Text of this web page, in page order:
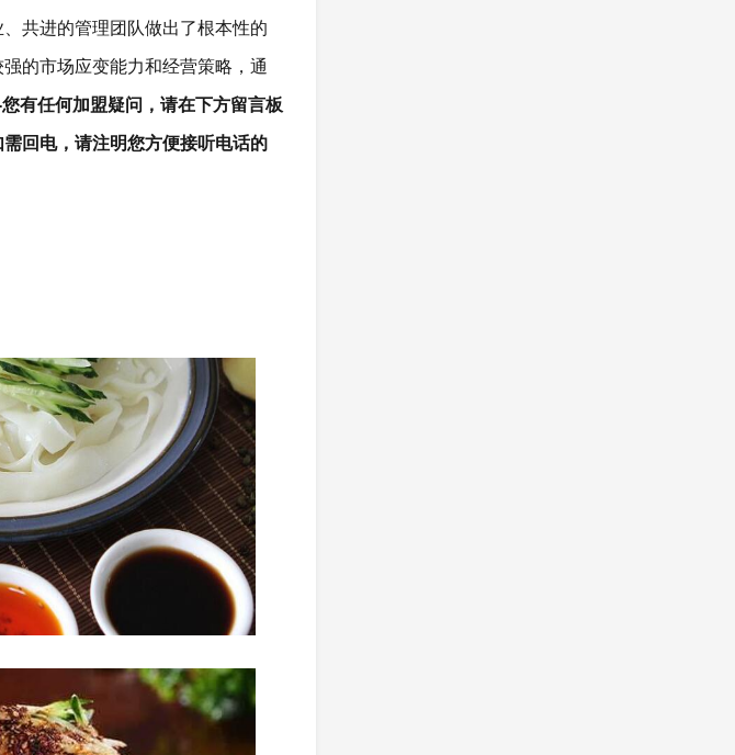
共进的管理团队做出了根本性的
的市场应变能力和经营策略，通
您有任何加盟疑问，请在下方留言板
回电，请注明您方便接听电话的